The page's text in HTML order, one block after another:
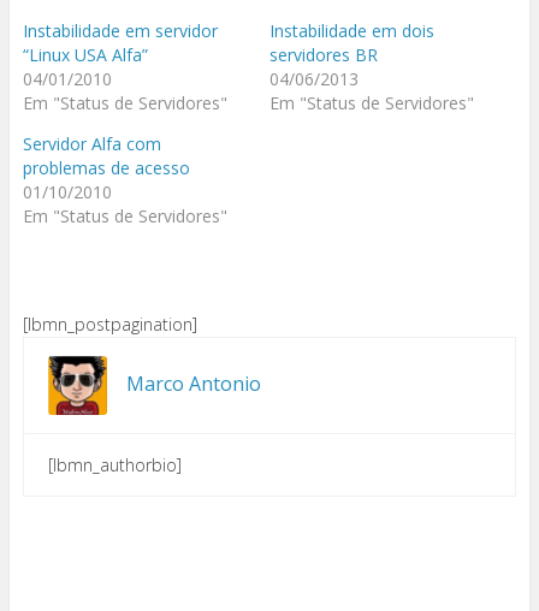
Instabilidade em servidor
“Linux USA Alfa”
04/01/2010
Em "Status de Servidores"
Instabilidade em dois
servidores BR
04/06/2013
Em "Status de Servidores"
Servidor Alfa com
problemas de acesso
01/10/2010
Em "Status de Servidores"
[lbmn_postpagination]
Marco Antonio
[lbmn_authorbio]